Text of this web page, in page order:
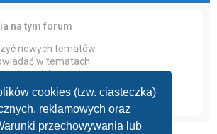
cookies (tzw. ciasteczka)
reklamowych oraz
przechowywania lub
na tym forum
nowych tematów
w tematach
swoich postów
swoich postów
załączników